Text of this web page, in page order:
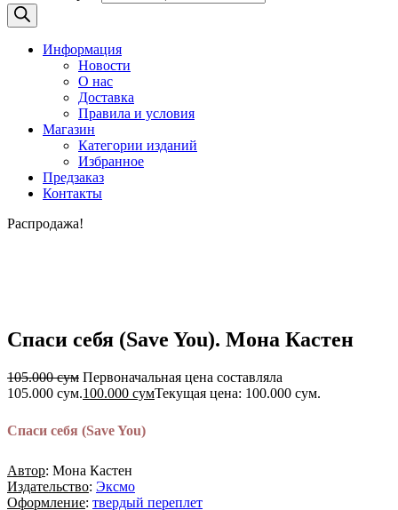
Информация
Новости
О нас
Доставка
Правила и условия
Магазин
Категории изданий
Избранное
Предзаказ
Контакты
Распродажа!
Спаси себя (Save You). Мона Кастен
105.000сум Первоначальная цена составляла
105.000 сум.100.000 сумТекущая цена: 100.000 сум.
Спаси себя (Save You)
Автор: Мона Кастен
Издательство: Эксмо
Оформление: твердый переплет